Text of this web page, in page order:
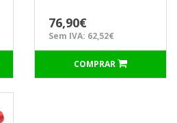
MACFER
76,90€
Sem IVA: 62,52€
COMPRAR